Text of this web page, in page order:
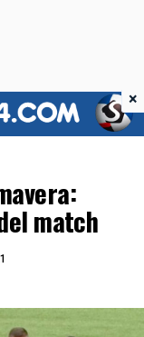
match
×